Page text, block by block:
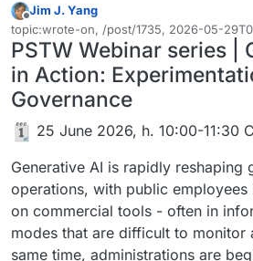
Frakoblet
Jim J. Yang
topic:wrote-on, /post/1735, 2026-05-
Sist endret av Jim J. Yang
PSTW Webinar series |
in Action:
Governance
25 June 2026, h. 10:00-11:30
Generative AI is rapidly reshaping
operations, with public employees
on commercial tools - often in
modes that are difficult to monitor
same time, administrations are